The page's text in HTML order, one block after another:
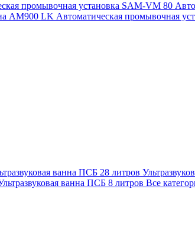
промывочная установка SAM-VM 80
AM900 LK Автоматическая промывочная
ванна ПСБ 28 литров
ванна ПСБ 8 литров Все